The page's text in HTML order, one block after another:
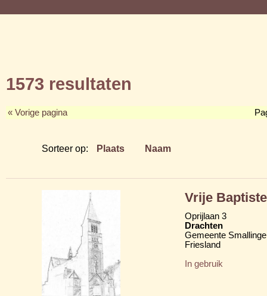
1573 resultaten
« Vorige pagina
Sorteer op: Plaats Naam
Vrije
Oprijlaan 3
Drachten
Gemeente
Friesland
In gebruik